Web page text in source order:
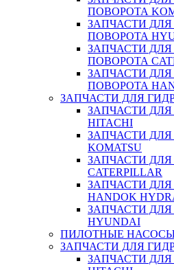
ПОВОРОТА
ЗАПЧАСТИ
ПОВОРОТА
ЗАПЧАСТИ
ПОВОРОТА
ЗАПЧАСТИ
ПОВОРОТА
ЗАПЧАСТИ ДЛЯ
ЗАПЧАСТИ
HITACHI
ЗАПЧАСТИ
KOMATSU
ЗАПЧАСТИ
CATERPILLAR
ЗАПЧАСТИ
HANDOK
ЗАПЧАСТИ
HYUNDAI
ПИЛОТНЫЕ
ЗАПЧАСТИ ДЛЯ
ЗАПЧАСТИ